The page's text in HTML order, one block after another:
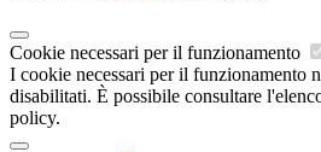
Cookie necessari per il funzionamento
I cookie necessari per il funzionamento
disabilitati. È possibile consultare
policy.